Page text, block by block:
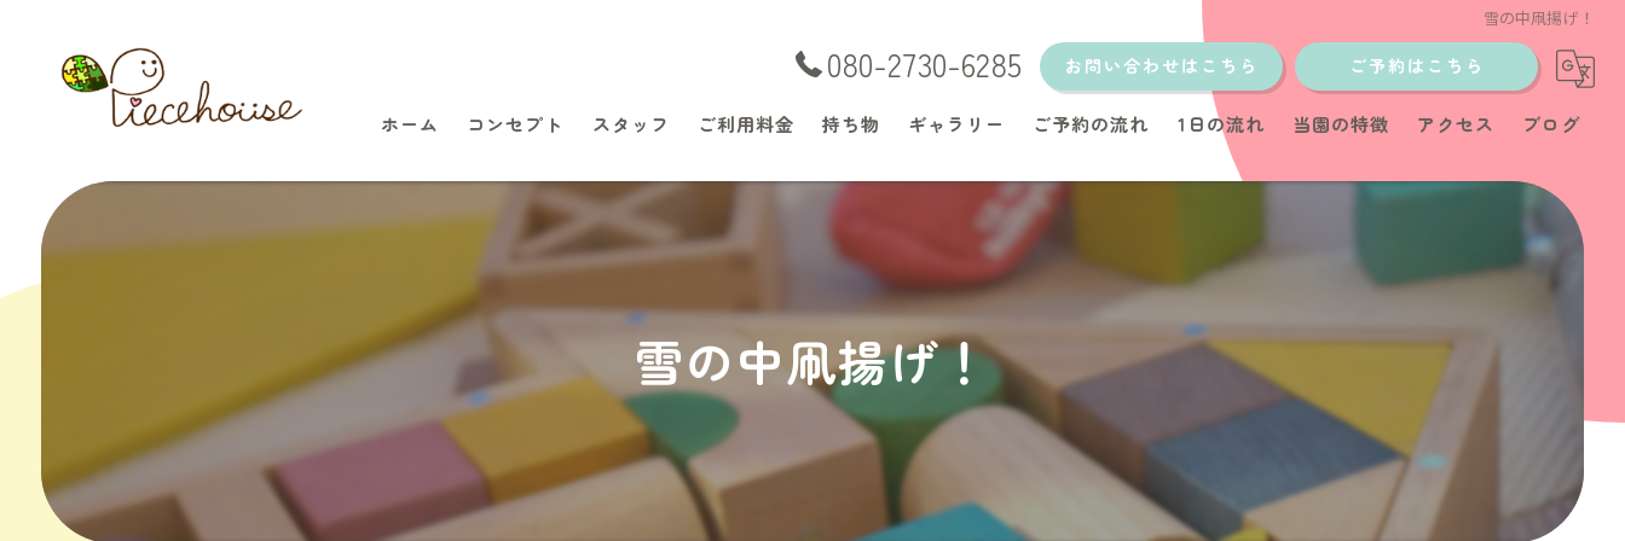
雪の中凧揚げ！
080-2730-6285 お問い合わせはこちら ご予約はこちら
ホーム コンセプト スタッフ ご利用料金 持ち物 ギャラリー ご予約の流れ 1日の流れ 当園の特徴
育児サポート
アクセス ブログ
雪の中凧揚げ！